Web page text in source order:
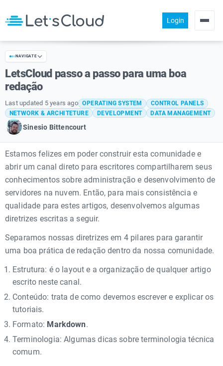
Login
Products
Pricing
About us
Help
Community
NAVIGATE
LetsCloud passo a passo para uma boa
redação
Last updated 5 years ago OPERATING SYSTEM
CONTROL PANELS
NETWORK & ARCHITETURE
DEVELOPMENT DATA MANAGEMENT
Sinesio Bittencourt
Estamos felizes em poder construir esta comunidade e
abrir um canal direto para escritores compartilharem seus
conhecimentos sobre administração e desenvolvimento de
servidores na nuvem. Então, para mais consistência e
qualidade para estes artigos, desenvolvemos algumas
diretrizes escritas a seguir.
Separamos nossas diretrizes em 4 pilares para garantir
uma boa prática de redação dentro da nossa comunidade.
Estrutura: é o layout e a organização de qualquer artigo
escrito neste canal.
Conteúdo: trata de como devemos escrever e explicar os
tutoriais.
Formato: Markdown.
Terminologia: Algumas dicas sobre terminologia técnica
comum.